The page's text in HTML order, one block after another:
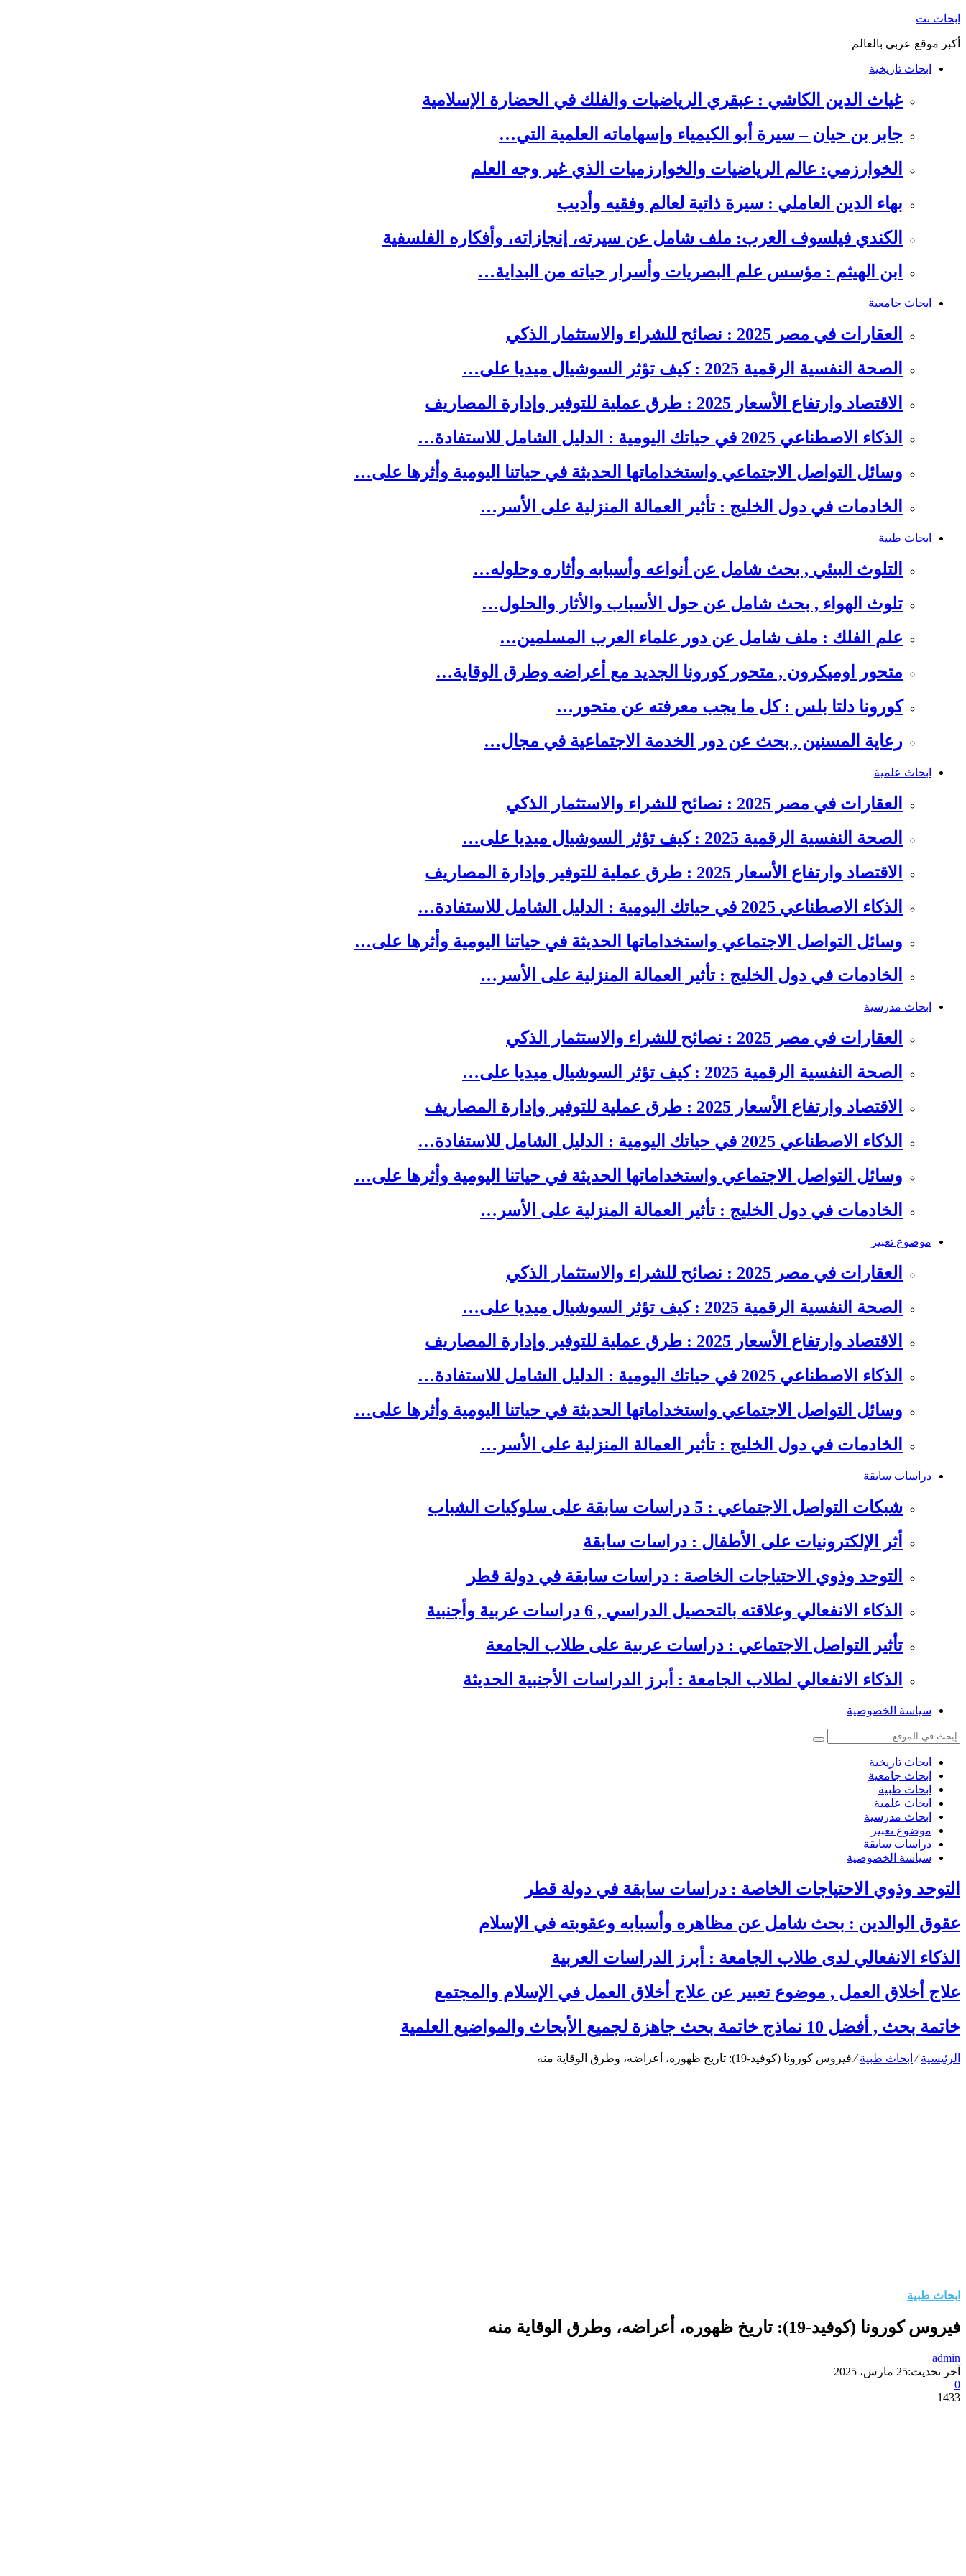
التجاوز
المحتوى
ابحاث نت
أكبر موقع عربي بالعالم
ابحاث تاريخية
غياث الدين الكاشي : عبقري الرياضيات والفلك في الحضارة الإسلامية
جابر بن حيان – سيرة أبو الكيمياء وإسهاماته العلمية التي…
الخوارزمي: عالم الرياضيات والخوارزميات الذي غير وجه العلم
بهاء الدين العاملي : سيرة ذاتية لعالم وفقيه وأديب
الكندي فيلسوف العرب: ملف شامل عن سيرته، إنجازاته، وأفكاره الفلسفية
ابن الهيثم : مؤسس علم البصريات وأسرار حياته من البداية…
ابحاث جامعية
العقارات في مصر 2025 : نصائح للشراء والاستثمار الذكي
الصحة النفسية الرقمية 2025 : كيف تؤثر السوشيال ميديا على…
الاقتصاد وارتفاع الأسعار 2025 : طرق عملية للتوفير وإدارة المصاريف
الذكاء الاصطناعي 2025 في حياتك اليومية : الدليل الشامل للاستفادة…
وسائل التواصل الاجتماعي واستخداماتها الحديثة في حياتنا اليومية وأثرها على…
الخادمات في دول الخليج : تأثير العمالة المنزلية على الأسر…
ابحاث طبية
التلوث البيئي , بحث شامل عن أنواعه وأسبابه وأثاره وحلوله…
تلوث الهواء , بحث شامل عن حول الأسباب والأثار والحلول…
علم الفلك : ملف شامل عن دور علماء العرب المسلمين…
متحور اوميكرون , متحور كورونا الجديد مع أعراضه وطرق الوقاية…
كورونا دلتا بلس : كل ما يجب معرفته عن متحور…
رعاية المسنين , بحث عن دور الخدمة الاجتماعية في مجال…
ابحاث علمية
العقارات في مصر 2025 : نصائح للشراء والاستثمار الذكي
الصحة النفسية الرقمية 2025 : كيف تؤثر السوشيال ميديا على…
الاقتصاد وارتفاع الأسعار 2025 : طرق عملية للتوفير وإدارة المصاريف
الذكاء الاصطناعي 2025 في حياتك اليومية : الدليل الشامل للاستفادة…
وسائل التواصل الاجتماعي واستخداماتها الحديثة في حياتنا اليومية وأثرها على…
الخادمات في دول الخليج : تأثير العمالة المنزلية على الأسر…
ابحاث مدرسية
العقارات في مصر 2025 : نصائح للشراء والاستثمار الذكي
الصحة النفسية الرقمية 2025 : كيف تؤثر السوشيال ميديا على…
الاقتصاد وارتفاع الأسعار 2025 : طرق عملية للتوفير وإدارة المصاريف
الذكاء الاصطناعي 2025 في حياتك اليومية : الدليل الشامل للاستفادة…
وسائل التواصل الاجتماعي واستخداماتها الحديثة في حياتنا اليومية وأثرها على…
الخادمات في دول الخليج : تأثير العمالة المنزلية على الأسر…
موضوع تعبير
العقارات في مصر 2025 : نصائح للشراء والاستثمار الذكي
الصحة النفسية الرقمية 2025 : كيف تؤثر السوشيال ميديا على…
الاقتصاد وارتفاع الأسعار 2025 : طرق عملية للتوفير وإدارة المصاريف
الذكاء الاصطناعي 2025 في حياتك اليومية : الدليل الشامل للاستفادة…
وسائل التواصل الاجتماعي واستخداماتها الحديثة في حياتنا اليومية وأثرها على…
الخادمات في دول الخليج : تأثير العمالة المنزلية على الأسر…
دراسات سابقة
شبكات التواصل الاجتماعي : 5 دراسات سابقة على سلوكيات الشباب
أثر الإلكترونيات على الأطفال : دراسات سابقة
التوحد وذوي الاحتياجات الخاصة : دراسات سابقة في دولة قطر
الذكاء الانفعالي وعلاقته بالتحصيل الدراسي , 6 دراسات عربية وأجنبية
تأثير التواصل الاجتماعي : دراسات عربية على طلاب الجامعة
الذكاء الانفعالي لطلاب الجامعة : أبرز الدراسات الأجنبية الحديثة
سياسة الخصوصية
ابحاث تاريخية
ابحاث جامعية
ابحاث طبية
ابحاث علمية
ابحاث مدرسية
موضوع تعبير
دراسات سابقة
سياسة الخصوصية
التوحد وذوي الاحتياجات الخاصة : دراسات سابقة في دولة قطر
عقوق الوالدين : بحث شامل عن مظاهره وأسبابه وعقوبته في الإسلام
الذكاء الانفعالي لدى طلاب الجامعة : أبرز الدراسات العربية
علاج أخلاق العمل , موضوع تعبير عن علاج أخلاق العمل في الإسلام والمجتمع
خاتمة بحث , أفضل 10 نماذج خاتمة بحث جاهزة لجميع الأبحاث والمواضيع العلمية
الرئيسية⁄ ابحاث طبية⁄فيروس كورونا (كوفيد-19): تاريخ ظهوره، أعراضه، وطرق الوقاية منه
ابحاث طبية
فيروس كورونا (كوفيد-19): تاريخ ظهوره، أعراضه، وطرق الوقاية منه
admin
آخر تحديث:25 مارس، 2025
0
1433